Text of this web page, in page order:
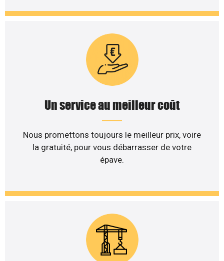
Un service au meilleur coût
Nous promettons toujours le meilleur prix, voire
la gratuité, pour vous débarrasser de votre
épave.